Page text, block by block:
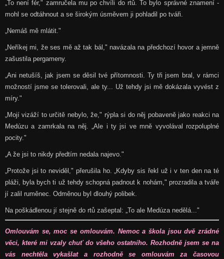
„To není fér," zamručela mu po chvíli do rtů. To bylo správné znamení -
mohl se odtáhnout a se širokým úsměvem ji pohladil po tváři.
„Nemáš mě mlátit."
„Neříkej mi, že ses mě až tak bál," navázala na předchozí hovor a jemně
zašustila pergameny.
„Ani netušíš, jak jsem se děsil tvé přítomnosti. Ty tři jsem bral, v rámci
možností jsme se tolerovali, ale ty... Už tehdy jsi mě dokázala vyvést z
míry."
„Mojí vizáží to určitě nebylo, že," rýpla si do něj pobaveně jako reakci na
Medúzu a zamrkala na něj. „Ale i ty jsi ve mně vyvolával rozpoluplné
pocity."
„A že jsi to nikdy předtím nedala najevo."
„Protože jsi to neviděl," přerušila ho. „Kdyby sis řekl už i v ten den na té
pláži, byla bych ti už tehdy schopná padnout k nohám," prozradila a tváře
jí zalil ruměnec. Odměnou byl dlouhý polibek.
Na poškádlenou jí stejně do rtů zašeptal: „To ale Medúza nedělá..."
Omlouvám se, moc se omlouvám. Nemoc a škola jsou dvě zrádné
věci, které mi vzaly chuť do všeho ostatního. Rozhodně jsem se na
vás nechtěla vykašlat a rozhodně se omlouvám za časovou